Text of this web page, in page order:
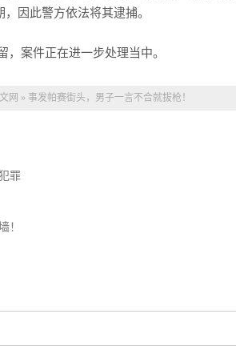
因此警方依法将其逮捕。
，案件正在进一步处理当中。
网 » 事发帕赛街头，男子一言不合就拔枪！
罪
！